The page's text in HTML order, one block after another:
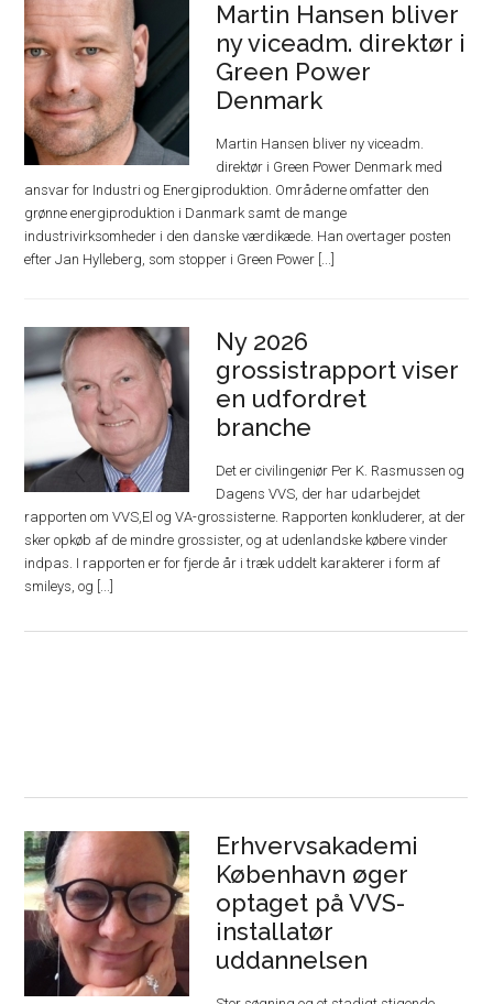
Martin Hansen bliver
ny viceadm. direktør i
Green Power
Denmark
Martin Hansen bliver ny viceadm.
direktør i Green Power Denmark med
ansvar for Industri og Energiproduktion. Områderne omfatter den
grønne energiproduktion i Danmark samt de mange
industrivirksomheder i den danske værdikæde. Han overtager posten
efter Jan Hylleberg, som stopper i Green Power [...]
Ny 2026
grossistrapport viser
en udfordret
branche
Det er civilingeniør Per K. Rasmussen og
Dagens VVS, der har udarbejdet
rapporten om VVS,El og VA-grossisterne. Rapporten konkluderer, at der
sker opkøb af de mindre grossister, og at udenlandske købere vinder
indpas. I rapporten er for fjerde år i træk uddelt karakterer i form af
smileys, og [...]
Erhvervsakademi
København øger
optaget på VVS-
installatør
uddannelsen